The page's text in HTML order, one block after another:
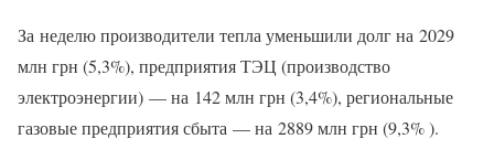
За неделю производители тепла уменьшили долг на 2029
млн грн (5,3%), предприятия ТЭЦ (производство
электроэнергии) — на 142 млн грн (3,4%), региональные
газовые предприятия сбыта — на 2889 млн грн (9,3% ).